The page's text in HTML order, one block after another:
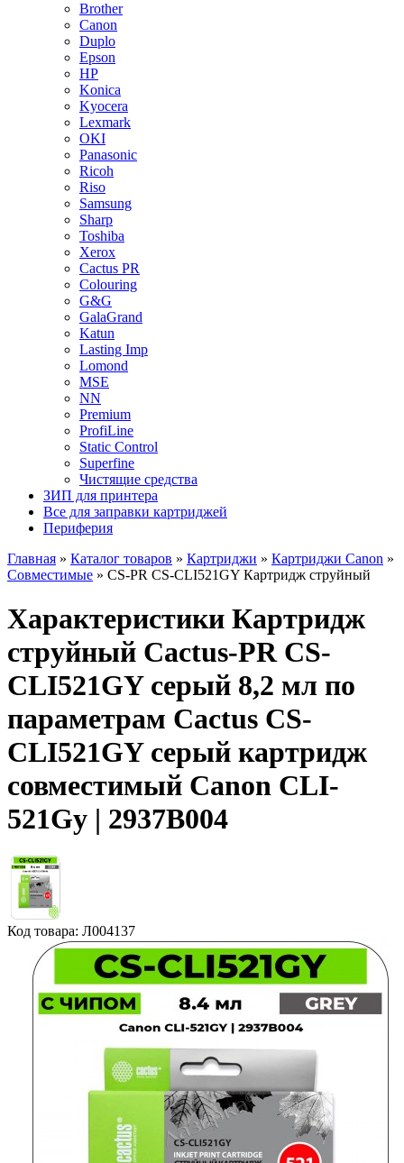
Brother
Canon
Duplo
Epson
HP
Konica
Kyocera
Lexmark
OKI
Panasonic
Ricoh
Riso
Samsung
Sharp
Toshiba
Xerox
Cactus PR
Colouring
G&G
GalaGrand
Katun
Lasting Imp
Lomond
MSE
NN
Premium
ProfiLine
Static Control
Superfine
Чистящие средства
ЗИП для принтера
Все для заправки картриджей
Периферия
Главная » Каталог товаров » Картриджи » Картриджи Canon »
Совместимые » CS-PR CS-CLI521GY Картридж струйный
Характеристики Картридж
струйный Cactus-PR CS-
CLI521GY серый 8,2 мл по
параметрам Cactus CS-
CLI521GY серый картридж
совместимый Canon CLI-
521Gy | 2937B004
Код товара: Л004137